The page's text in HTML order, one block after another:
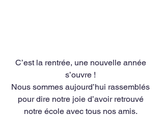
C’est la rentrée, une nouvelle année
s’ouvre !
Nous sommes aujourd’hui rassemblés
pour dire notre joie d’avoir retrouvé
notre école avec tous nos amis.